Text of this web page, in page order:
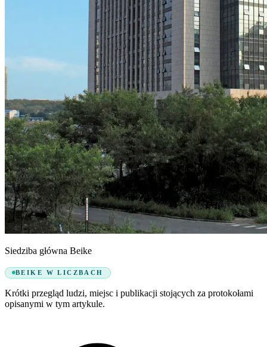
Siedziba główna Beike
BEIKE W LICZBACH
Krótki przegląd ludzi, miejsc i publikacji stojących za protokołami
opisanymi w tym artykule.